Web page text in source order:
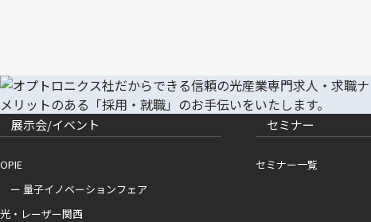
展示会/イベント
OPIE
ー 量子イノベーションフェア
光・レーザー関西
セミナー
セミナー一覧